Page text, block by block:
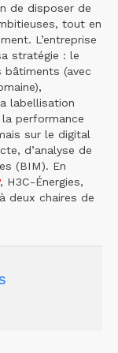
de disposer de
tout en
L’entreprise
stratégie : le
bâtiments (avec
labellisation
performance
sur le digital
d’analyse de
(BIM). En
, H3C-Énergies,
deux chaires de